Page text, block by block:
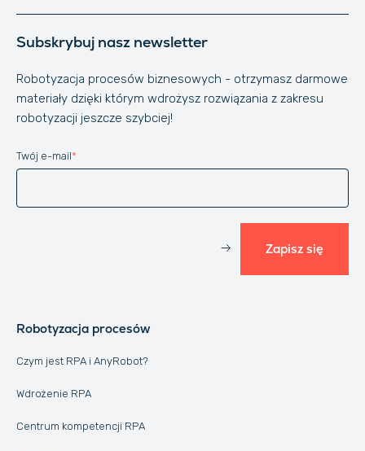
Subskrybuj nasz newsletter
Robotyzacja procesów biznesowych - otrzymasz darmowe
materiały dzięki którym wdrożysz rozwiązania z zakresu
robotyzacji jeszcze szybciej!
Website
Twój e-mail*
Zapisz się
Robotyzacja procesów
Czym jest RPA i AnyRobot?
Wdrożenie RPA
Centrum kompetencji RPA